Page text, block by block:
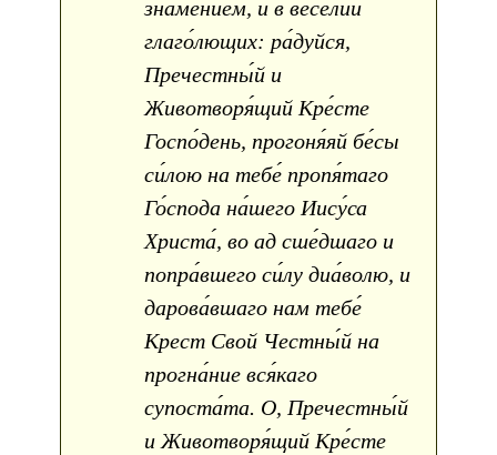
зна́мением, и в весе́лии
глаго́лющих: ра́дуйся,
Пречестны́й и
Животворя́щий Кре́сте
Госпо́день, прогоня́яй бе́сы
си́лою на тебе́ пропя́таго
Го́спода на́шего Иису́са
Христа́, во ад сше́дшаго и
попра́вшего си́лу диа́волю, и
дарова́вшаго нам тебе́
Крест Свой Честны́й на
прогна́ние вся́каго
супоста́та. О, Пречестны́й
и Животворя́щий Кре́сте